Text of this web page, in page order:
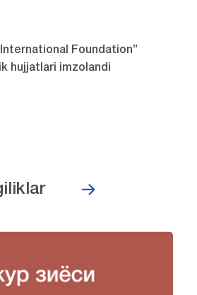
International Foundation”
hujjatlari imzolandi